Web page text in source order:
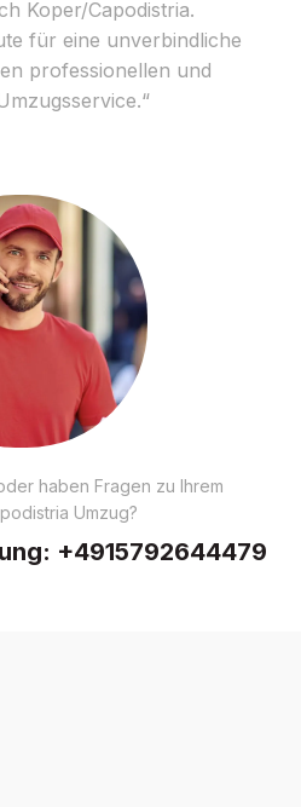
Koper/Capodistria.
für eine unverbindliche
professionellen und
haben Fragen zu Ihrem
Umzug?
+4915792644479